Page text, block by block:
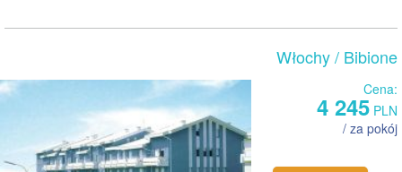
Włochy/ Bibione
Cena:
4 245 PLN
/ za pokój